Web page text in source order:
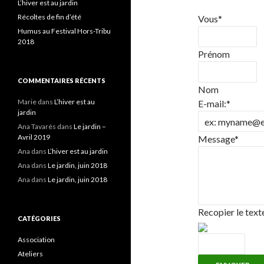
Vous*
Prénom
Nom
E-mail:*
Message*
Recopier le
L’hiver est au jardin
Récoltes de fin d’été
Humus au Festival Hors-Tribu
2018
COMMENTAIRES RÉCENTS
Marie dans L’hiver est au
jardin
Ana Tavarès dans Le jardin –
Avril 2019
Ana dans L’hiver est au jardin
Ana dans Le jardin, juin 2018
Ana dans Le jardin, juin 2018
CATÉGORIES
Association
Ateliers